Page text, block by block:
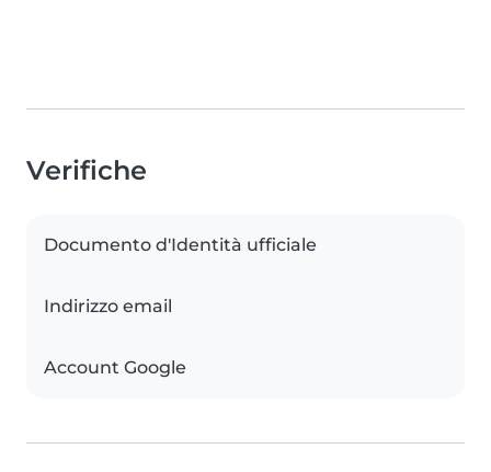
Verifiche
Documento d'Identità ufficiale
Indirizzo email
Account Google